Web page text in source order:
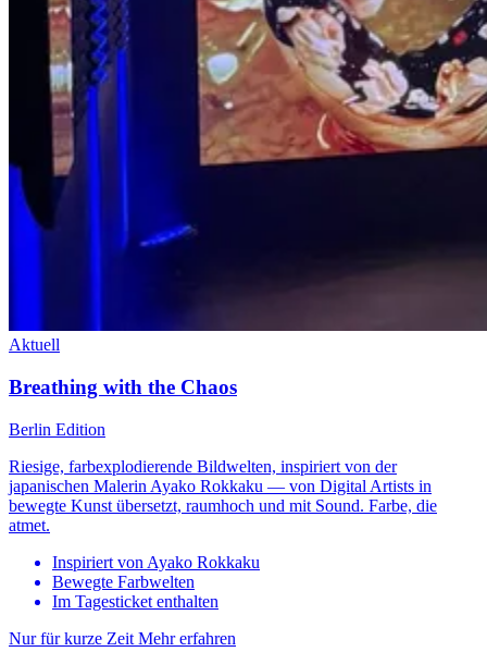
Aktuell
Breathing with the Chaos
Berlin Edition
Riesige, farbexplodierende Bildwelten, inspiriert von der
japanischen Malerin Ayako Rokkaku — von Digital Artists in
bewegte Kunst übersetzt, raumhoch und mit Sound. Farbe, die
atmet.
Inspiriert von Ayako Rokkaku
Bewegte Farbwelten
Im Tagesticket enthalten
Nur für kurze Zeit Mehr erfahren